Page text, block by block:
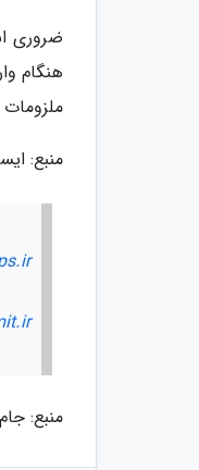
ضروری
هنگام
ملزومات
منبع:
منبع: